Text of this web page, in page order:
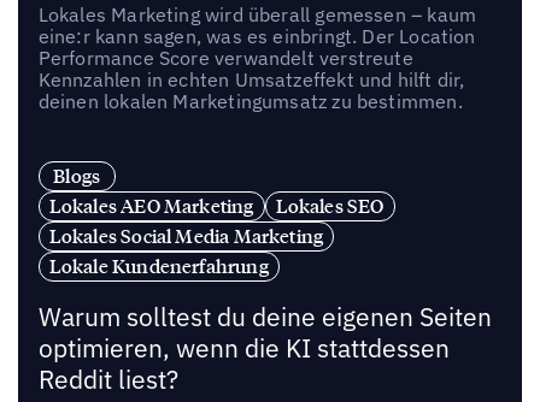
Lokales Marketing wird überall gemessen – kaum
eine:r kann sagen, was es einbringt. Der Location
Performance Score verwandelt verstreute
Kennzahlen in echten Umsatzeffekt und hilft dir,
deinen lokalen Marketingumsatz zu bestimmen.
Blogs
Lokales AEO Marketing
Lokales SEO
Lokales Social Media Marketing
Lokale Kundenerfahrung
Warum solltest du deine eigenen Seiten
optimieren, wenn die KI stattdessen
Reddit liest?